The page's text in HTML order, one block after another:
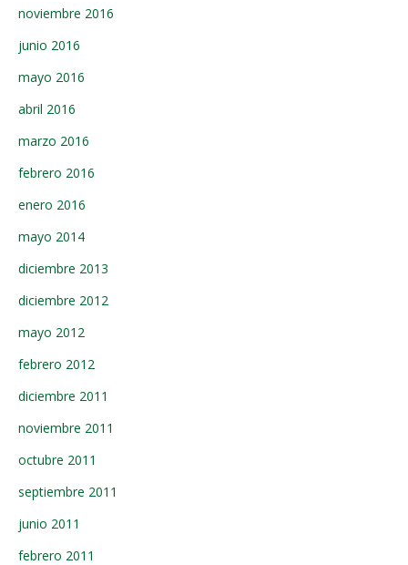
noviembre 2016
junio 2016
mayo 2016
abril 2016
marzo 2016
febrero 2016
enero 2016
mayo 2014
diciembre 2013
diciembre 2012
mayo 2012
febrero 2012
diciembre 2011
noviembre 2011
octubre 2011
septiembre 2011
junio 2011
febrero 2011